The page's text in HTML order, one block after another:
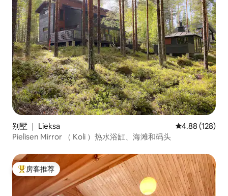
别墅 ｜ Lieksa 平均评分 4.88
4.88 (128)
Pielisen Mirror （ Koli ）热水浴缸、海滩和码头
热门「房客推荐」
房客推荐